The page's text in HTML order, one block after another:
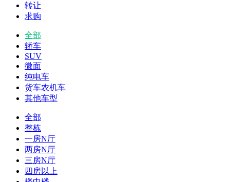
转让
求购
全部
轿车
SUV
微面
纯电车
货车农机车
其他车型
全部
整栋
一房N厅
两房N厅
三房N厅
四房以上